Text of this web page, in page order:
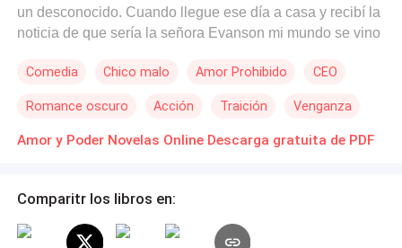
un desconocido. Cuando llegue ese día a casa y recibí la
noticia de que sería la señora Evanson mi mundo se vino
que más me afectaba de esa situación era mi novio,
ya estaba comprometida con un hombre que nunca antes
había visto, era claro que eso arruinaría nuestro
luz dándome así un golpe muy bajo que me dejo sin
preguntarme una sola cosa ¿Qué tiene más valor, si el
Comedia Chico malo Amor Prohibido CEO
Romance oscuro Acción Traición Venganza
Amor y Poder Novelas Online Descarga gratuita de PDF
Comparitr los libros en: